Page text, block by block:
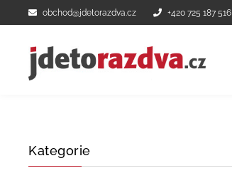
obchod@jdetorazdva.cz +420 725 187 516
Kategorie